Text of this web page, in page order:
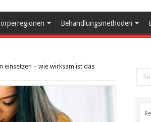
Behandlungsmethoden
einsetzen – wie wirksam ist das